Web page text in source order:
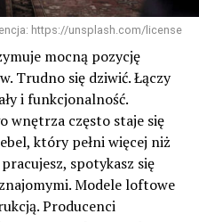
https://unsplash.com/license
mocną pozycję
Trudno się dziwić. Łączy
i funkcjonalność.
wnętrza często staje się
który pełni więcej niż
spotykasz się
Modele loftowe
Producenci